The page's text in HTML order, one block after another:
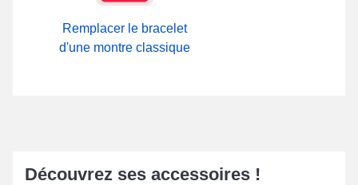
Remplacer le bracelet
d'une montre classique
Découvrez ses accessoires !